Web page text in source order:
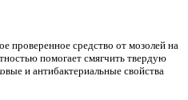
проверенное средство от мозолей на
помогает смягчить твердую
и антибактериальные свойства